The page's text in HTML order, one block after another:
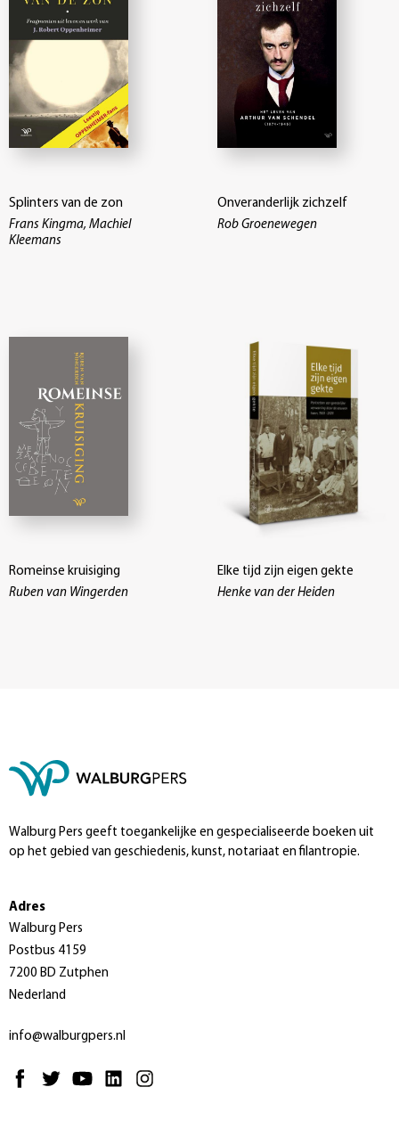
Splinters van de zon
Frans Kingma, Machiel
Kleemans
Onveranderlijk zichzelf
Rob Groenewegen
Romeinse kruisiging
Ruben van Wingerden
Elke tijd zijn eigen gekte
Henke van der Heiden
Walburg Pers geeft toegankelijke en gespecialiseerde boeken uit
op het gebied van geschiedenis, kunst, notariaat en filantropie.
Adres
Walburg Pers
Postbus 4159
7200 BD Zutphen
Nederland
info@walburgpers.nl